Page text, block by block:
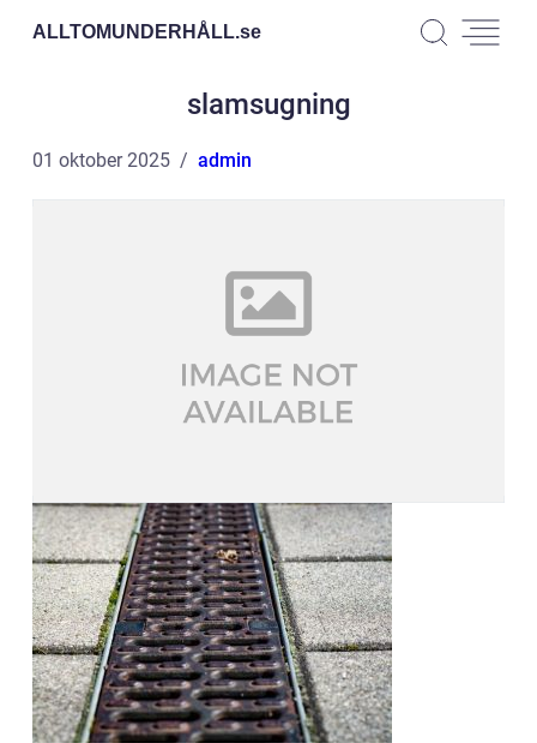
ALLTOMUNDERHÅLL.se
slamsugning
01 oktober 2025 admin